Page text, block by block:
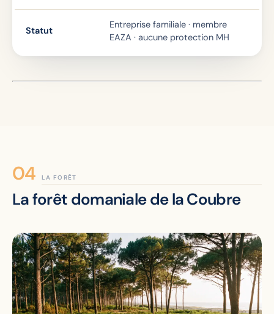
Statut
Entreprise familiale · membre
EAZA · aucune protection MH
LA FORÊT
La forêt domaniale de la Coubre